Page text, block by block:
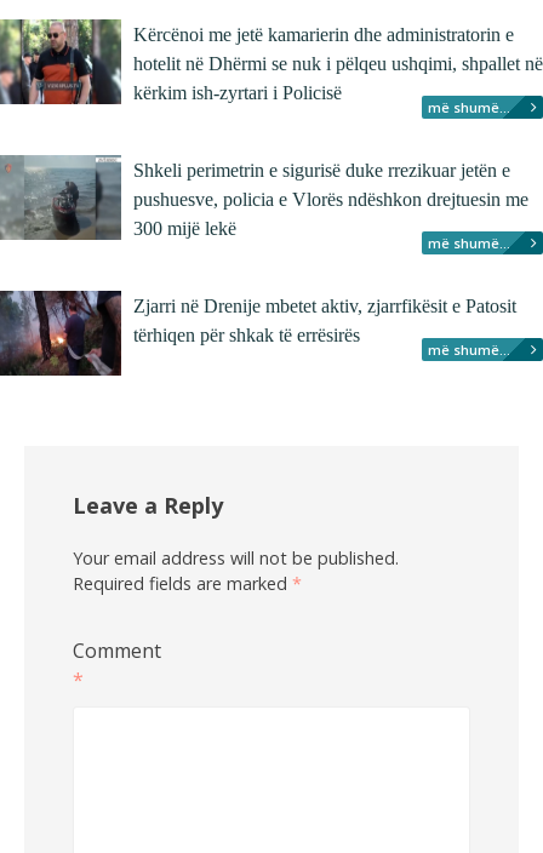
Kërcënoi me jetë kamarierin dhe administratorin e
hotelit në Dhërmi se nuk i pëlqeu ushqimi, shpallet në
kërkim ish-zyrtari i Policisë
më shumë...
Shkeli perimetrin e sigurisë duke rrezikuar jetën e
pushuesve, policia e Vlorës ndëshkon drejtuesin me
300 mijë lekë
më shumë...
Zjarri në Drenije mbetet aktiv, zjarrfikësit e Patosit
tërhiqen për shkak të errësirës
më shumë...
Leave a Reply
Your email address will not be published.
Required fields are marked *
Comment
*